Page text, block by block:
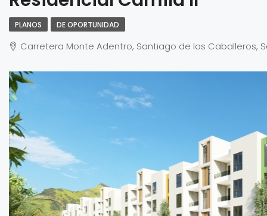
PLANOS DE OPORTUNIDAD
Carretera Monte Adentro, Santiago de los Caballeros,